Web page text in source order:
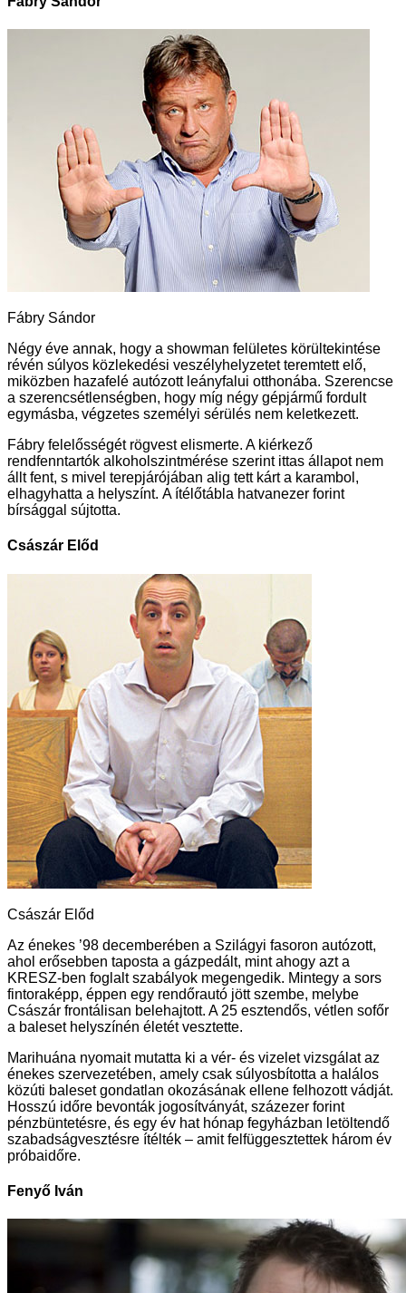
Fábry Sándor
Négy éve annak, hogy a showman felületes körültekintése
révén súlyos közlekedési veszélyhelyzetet teremtett elő,
miközben hazafelé autózott leányfalui otthonába. Szerencse
a szerencsétlenségben, hogy míg négy gépjármű fordult
egymásba, végzetes személyi sérülés nem keletkezett.
Fábry felelősségét rögvest elismerte. A kiérkező
rendfenntartók alkoholszintmérése szerint ittas állapot nem
állt fent, s mivel terepjárójában alig tett kárt a karambol,
elhagyhatta a helyszínt. A ítélőtábla hatvanezer forint
bírsággal sújtotta.
Császár Előd
Császár Előd
Az énekes ’98 decemberében a Szilágyi fasoron autózott,
ahol erősebben taposta a gázpedált, mint ahogy azt a
KRESZ-ben foglalt szabályok megengedik. Mintegy a sors
fintoraképp, éppen egy rendőrautó jött szembe, melybe
Császár frontálisan belehajtott. A 25 esztendős, vétlen sofőr
a baleset helyszínén életét vesztette.
Marihuána nyomait mutatta ki a vér- és vizelet vizsgálat az
énekes szervezetében, amely csak súlyosbította a halálos
közúti baleset gondatlan okozásának ellene felhozott vádját.
Hosszú időre bevonták jogosítványát, százezer forint
pénzbüntetésre, és egy év hat hónap fegyházban letöltendő
szabadságvesztésre ítélték – amit felfüggesztettek három év
próbaidőre.
Fenyő Iván